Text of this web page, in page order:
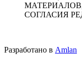
СОГЛАСИЯ
Разработано в Amlan